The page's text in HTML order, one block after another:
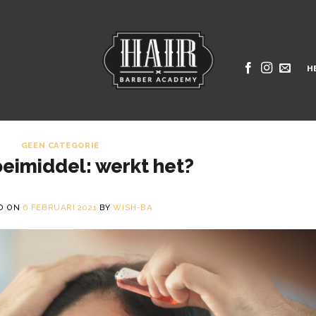
GEEN CATEGORIE
werkt het?
ON 6 FEBRUARI 2021 BYWISH-BA